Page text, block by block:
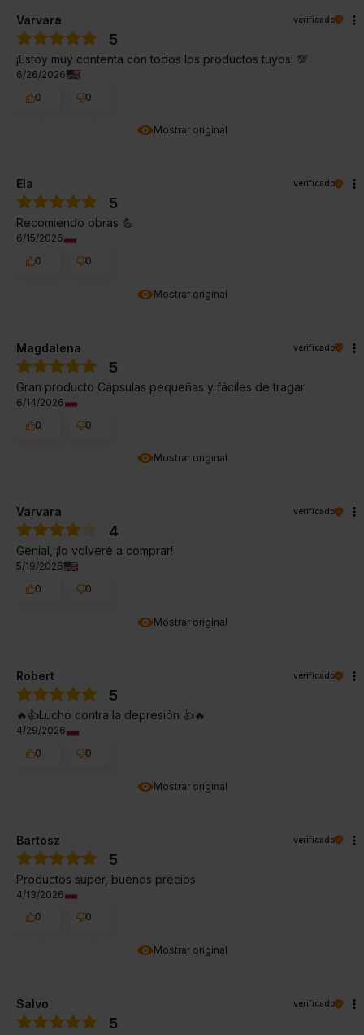
Mostrar original
Varvara verificado
5
¡Estoy muy contenta con todos los productos tuyos! 💯
6/26/2026
0
0
Mostrar original
Ela verificado
5
Recomiendo obras 💪
6/15/2026
0
0
Mostrar original
Magdalena verificado
5
Gran producto Cápsulas pequeñas y fáciles de tragar
6/14/2026
0
0
Mostrar original
Varvara verificado
4
Genial, ¡lo volveré a comprar!
5/19/2026
0
0
Mostrar original
Robert verificado
5
🔥👍️Lucho contra la depresión 👍️🔥
4/29/2026
0
0
Mostrar original
Bartosz verificado
5
Productos super, buenos precios
4/13/2026
0
0
Salvo verificado
5